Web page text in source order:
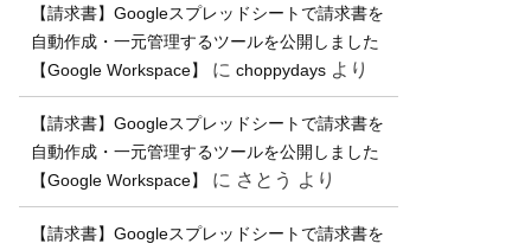
【請求書】Googleスプレッドシートで請求書を
自動作成・一元管理するツールを公開しました
【Google Workspace】
に choppydays より
【請求書】Googleスプレッドシートで請求書を
自動作成・一元管理するツールを公開しました
【Google Workspace】
に さとう より
【請求書】Googleスプレッドシートで請求書を